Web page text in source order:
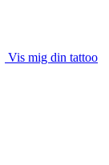
Vis mig din tattoo